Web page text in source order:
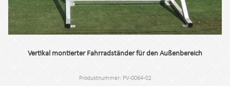
Vertikal montierter Fahrradständer für den Außenbereich
Produktnummer: PV-0064-02